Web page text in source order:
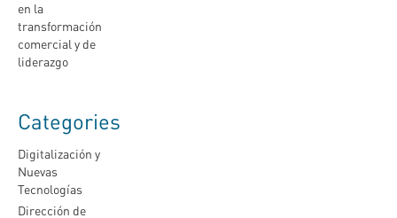
en la
transformación
comercial y de
liderazgo
Categories
Digitalización y
Nuevas
Tecnologías
Dirección de